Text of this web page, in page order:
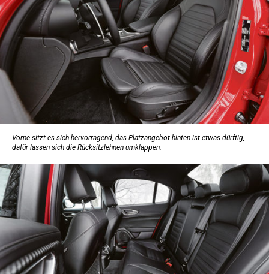
Vorne sitzt es sich hervorragend, das Platzangebot hinten ist etwas dürftig,
dafür lassen sich die Rücksitzlehnen umklappen.